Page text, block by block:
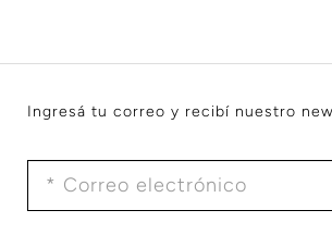
Ingresá tu correo y recibí nuestro